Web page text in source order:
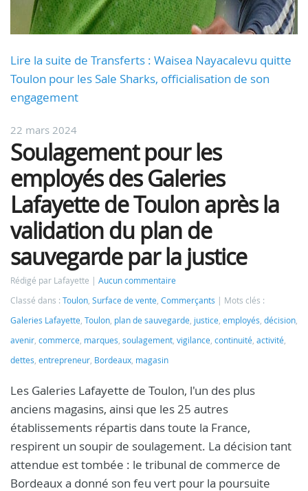
Lire la suite de Transferts : Waisea Nayacalevu quitte
Toulon pour les Sale Sharks, officialisation de son
engagement
22 mars 2024
Soulagement pour les
employés des Galeries
Lafayette de Toulon après la
validation du plan de
sauvegarde par la justice
Rédigé par Lafayette
Aucun commentaire
Classé dans : Toulon, Surface de vente, Commerçants
Mots clés :
Galeries Lafayette, Toulon, plan de sauvegarde, justice, employés, décision,
avenir, commerce, marques, soulagement, vigilance, continuité, activité,
dettes, entrepreneur, Bordeaux, magasin
Les Galeries Lafayette de Toulon, l'un des plus
anciens magasins, ainsi que les 25 autres
établissements répartis dans toute la France,
respirent un soupir de soulagement. La décision tant
attendue est tombée : le tribunal de commerce de
Bordeaux a donné son feu vert pour la poursuite